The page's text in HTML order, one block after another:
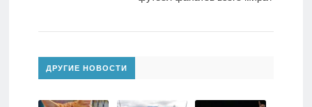
ДРУГИЕ НОВОСТИ